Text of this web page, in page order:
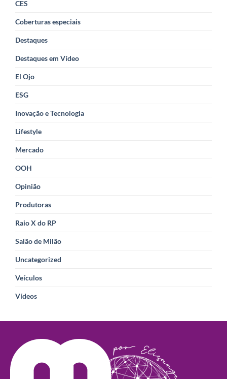
CES
Coberturas especiais
Destaques
Destaques em Vídeo
El Ojo
ESG
Inovação e Tecnologia
Lifestyle
Mercado
OOH
Opinião
Produtoras
Raio X do RP
Salão de Milão
Uncategorized
Veículos
Vídeos